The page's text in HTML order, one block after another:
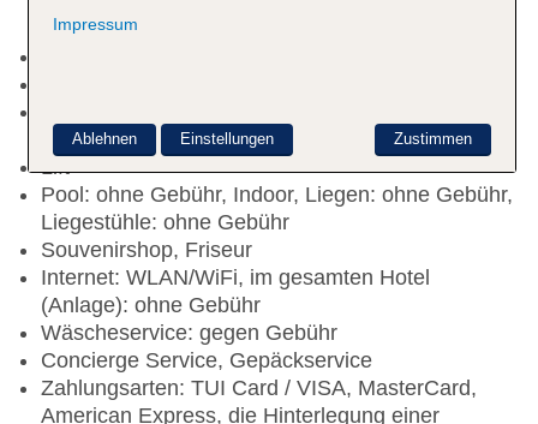
englisch, Hotelsafe: ohne Gebühr
Lift
Pool: ohne Gebühr, Indoor, Liegen: ohne Gebühr,
Liegestühle: ohne Gebühr
Souvenirshop, Friseur
Internet: WLAN/WiFi, im gesamten Hotel
(Anlage): ohne Gebühr
Wäscheservice: gegen Gebühr
Concierge Service, Gepäckservice
Zahlungsarten: TUI Card / VISA, MasterCard,
American Express, die Hinterlegung einer
Impressum
Zustimmen
Ablehnen Einstellungen